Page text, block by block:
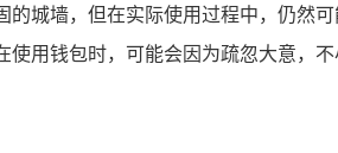
城墙，但在实际使用过程中，仍然
使用钱包时，可能会因为疏忽大意，